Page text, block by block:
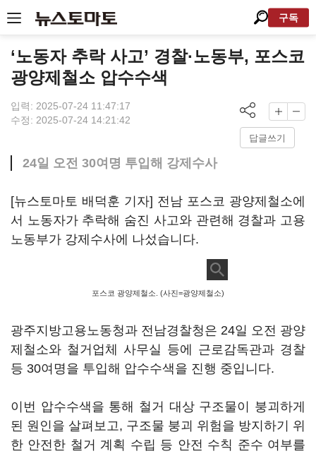
구독
‘노동자 추락 사고’ 경찰·노동부, 포스코
광양제철소 압수수색
입력: 2025-07-24 11:47:17
수정: 2025-07-24 14:21:42
답글쓰기
24일 오전 30여명 투입해 강제수사
[뉴스토마토 배덕훈 기자] 전남 포스코 광양제철소에
서 노동자가 추락해 숨진 사고와 관련해 경찰과 고용
노동부가 강제수사에 나섰습니다.
포스코 광양제철소. (사진=광양제철소)
광주지방고용노동청과 전남경찰청은 24일 오전 광양
제철소와 철거업체 사무실 등에 근로감독관과 경찰
등 30여명을 투입해 압수수색을 진행 중입니다.
이번 압수수색을 통해 철거 대상 구조물이 붕괴하게
된 원인을 살펴보고, 구조물 붕괴 위험을 방지하기 위
한 안전한 철거 계획 수립 등 안전 수칙 준수 여부를